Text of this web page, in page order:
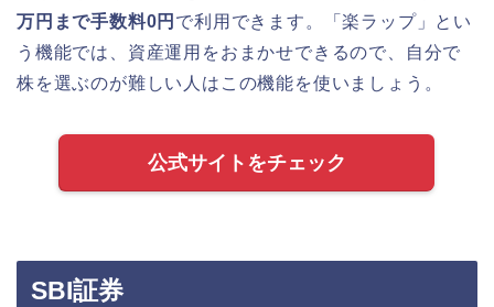
万円まで手数料0円 で利用できます。「楽ラップ」とい
う機能では、資産運用をおまかせできるので、自分で
株を選ぶのが難しい人はこの機能を使いましょう。
公式サイトをチェック
SBI証券